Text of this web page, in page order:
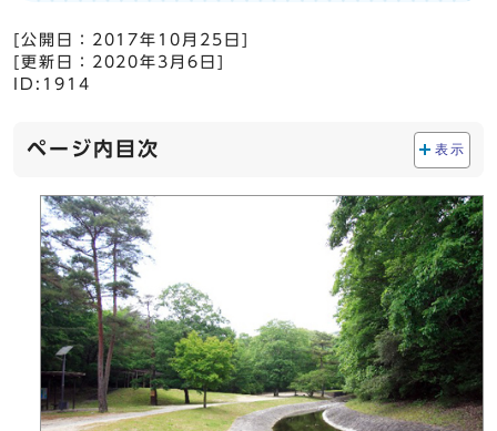
[公開日： 2017年10月25日
[更新日： 2020年3月6日
ID:1914
ページ内目次 表示